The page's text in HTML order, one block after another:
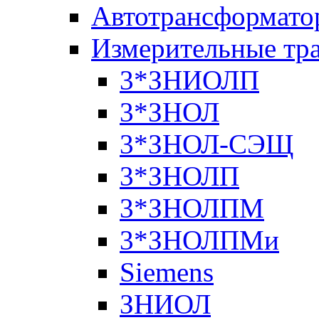
Измерительные
3*ЗНИОЛП
3*ЗНОЛ
3*ЗНОЛ-СЭЩ
3*ЗНОЛП
3*ЗНОЛПМ
3*ЗНОЛПМи
Siemens
ЗНИОЛ